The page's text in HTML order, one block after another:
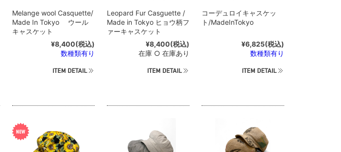
Melange wool Casquette/
Made In Tokyo ウール
キャスケット
¥8,400(税込)
数種類有り
Leopard Fur Casguette /
Made in Tokyo ヒョウ柄フ
ァーキャスケット
¥8,400(税込)
在庫 ○ 在庫あり
コーデュロイキャスケッ
ト/MadeInTokyo
¥6,825(税込)
数種類有り